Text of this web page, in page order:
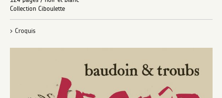
Collection Ciboulette
> Croquis